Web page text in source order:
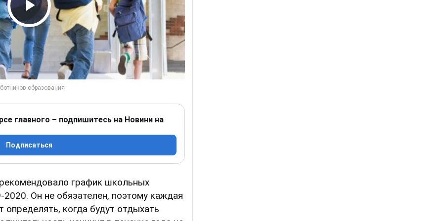
Play Video
главного – подпишитесь на Новини на
Подписаться
график школьных
Он не обязателен, поэтому каждая
когда будут отдыхать